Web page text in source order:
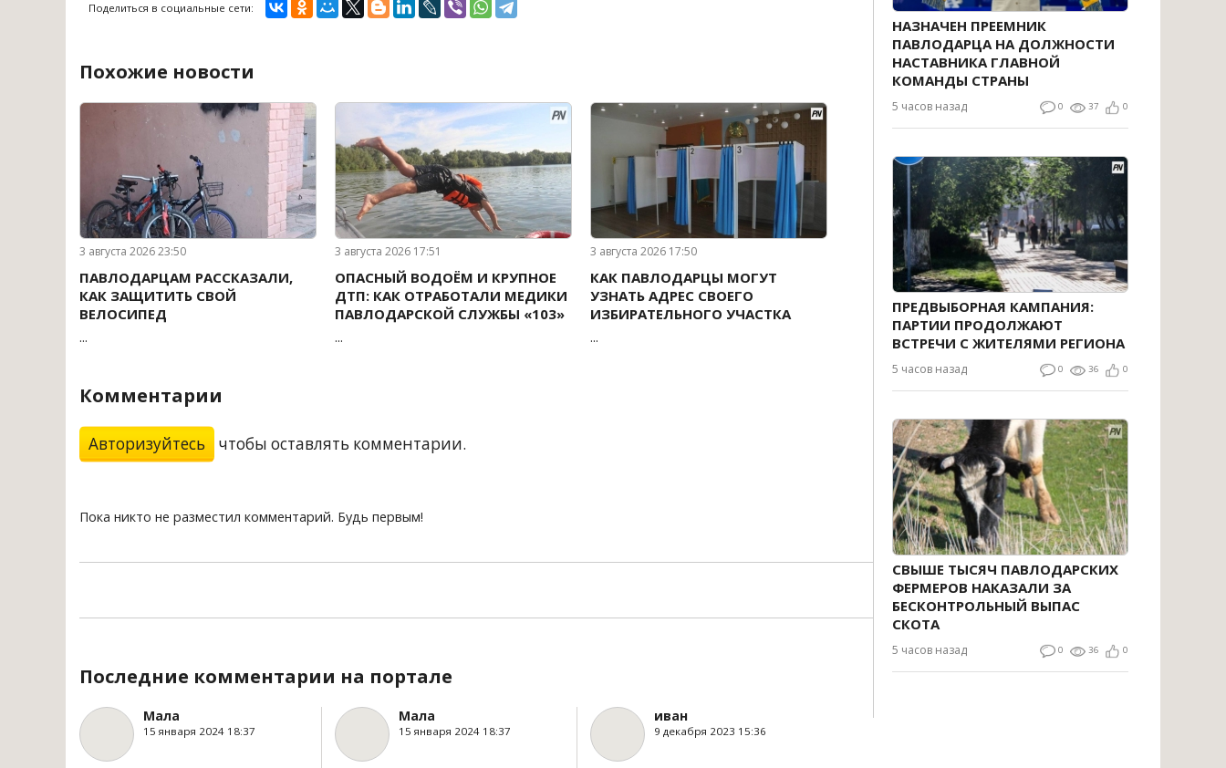
НАЗНАЧЕН ПРЕЕМНИК
ПАВЛОДАРЦА НА ДОЛЖНОСТИ
НАСТАВНИКА ГЛАВНОЙ
КОМАНДЫ СТРАНЫ
5 часов назад 0 37 0
ПРЕДВЫБОРНАЯ КАМПАНИЯ:
ПАРТИИ ПРОДОЛЖАЮТ
ВСТРЕЧИ С ЖИТЕЛЯМИ РЕГИОНА
5 часов назад 0 36 0
СВЫШЕ ТЫСЯЧ ПАВЛОДАРСКИХ
ФЕРМЕРОВ НАКАЗАЛИ ЗА
БЕСКОНТРОЛЬНЫЙ ВЫПАС
СКОТА
5 часов назад 0 36 0
Поделиться в социальные сети:
Похожие новости
3 августа 2026 23:50
ПАВЛОДАРЦАМ РАССКАЗАЛИ,
КАК ЗАЩИТИТЬ СВОЙ
ВЕЛОСИПЕД
...
3 августа 2026 17:51
ОПАСНЫЙ ВОДОЁМ И КРУПНОЕ
ДТП: КАК ОТРАБОТАЛИ МЕДИКИ
ПАВЛОДАРСКОЙ СЛУЖБЫ «103»
...
3 августа 2026 17:50
КАК ПАВЛОДАРЦЫ МОГУТ
УЗНАТЬ АДРЕС СВОЕГО
ИЗБИРАТЕЛЬНОГО УЧАСТКА
...
Комментарии
Авторизуйтесь чтобы оставлять комментарии.
Пока никто не разместил комментарий. Будь первым!
Последние комментарии на портале
Мала
15 января 2024 18:37
Мала
15 января 2024 18:37
иван
9 декабря 2023 15:36